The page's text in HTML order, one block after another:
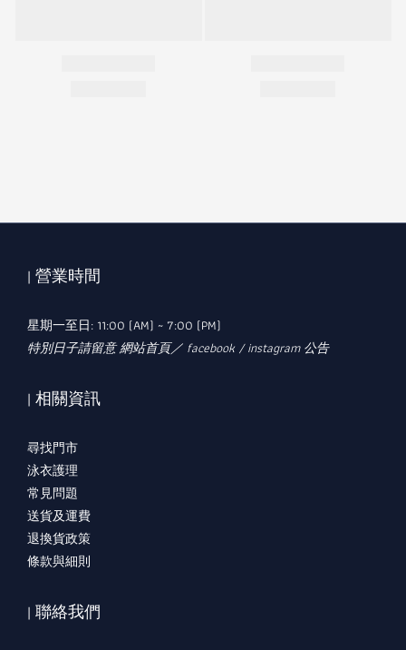
| 營業時間
星期一至日: 11:00 (AM) ~ 7:00 (PM)
特別日子請留意 網站首頁／ facebook / instagram 公告
| 相關資訊
尋找門市
泳衣護理
常見問題
送貨及運費
退換貨政策
條款與細則
| 聯絡我們